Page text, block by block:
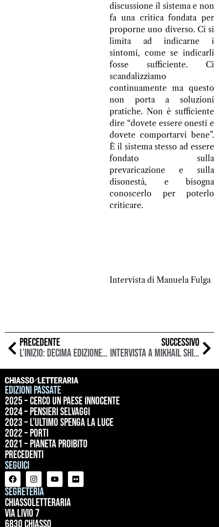
discussione il sistema e non
fa una critica fondata per
proporne uno diverso. Ci si
limita ad indicarne i
sintomi, come se indicarli
fosse sufficiente. Ci
scandalizziamo
continuamente ma questo
non porta a soluzioni
pratiche. Non è sufficiente
dire “dovete essere onesti e
dovete comportarvi bene”.
È il sistema stesso ad essere
fondato sulla
prevaricazione e sulla
disonestà, e bisogna
conoscerlo per poterlo
criticare.
Intervista di Manuela Fulga
PRECEDENTE
L’inizio: decima edizione Chiasso/Letteraria
SUCCESSIVO
Intervista a Mikhail Shishkin
Edizioni passate
2025 – Cerco un paese innocente
2024 – Pensieri selvaggi
2023 – L’ultimo spenga la luce
2022 – Porti
2021 – Pianeta proibito
precedenti
Seguici
Segreteria
ChiassoLetteraria
Via Livio 7
6830 Chiasso